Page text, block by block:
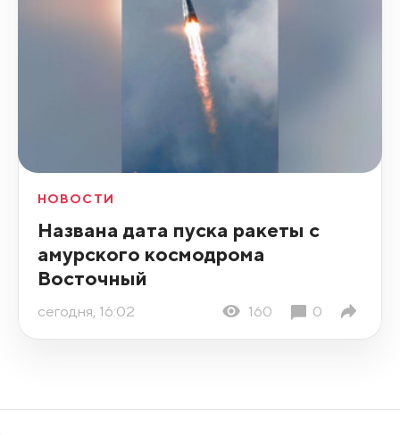
НОВОСТИ
Названа дата пуска ракеты с
амурского космодрома
Восточный
сегодня, 16:02 160 0